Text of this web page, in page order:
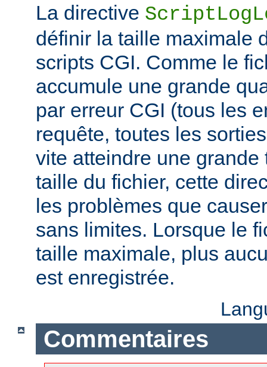
La directive
définir la taille maximale
scripts CGI. Comme le
accumule une grande
par erreur CGI (tous les
requête, toutes les
vite atteindre une
taille du fichier, cette
les problèmes que
sans limites. Lorsque le
taille maximale, plus
est enregistrée.
Commentaires